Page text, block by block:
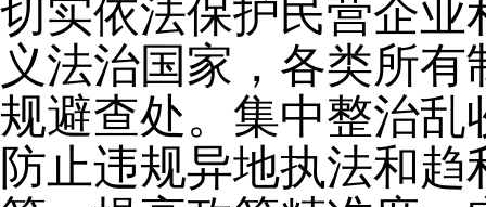
切实依法保护民营企
义法治国家，各类所
规避查处。集中整治
防止违规异地执法和